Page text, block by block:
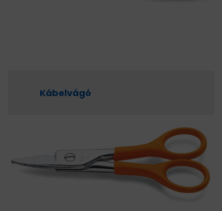
Kábelvágó